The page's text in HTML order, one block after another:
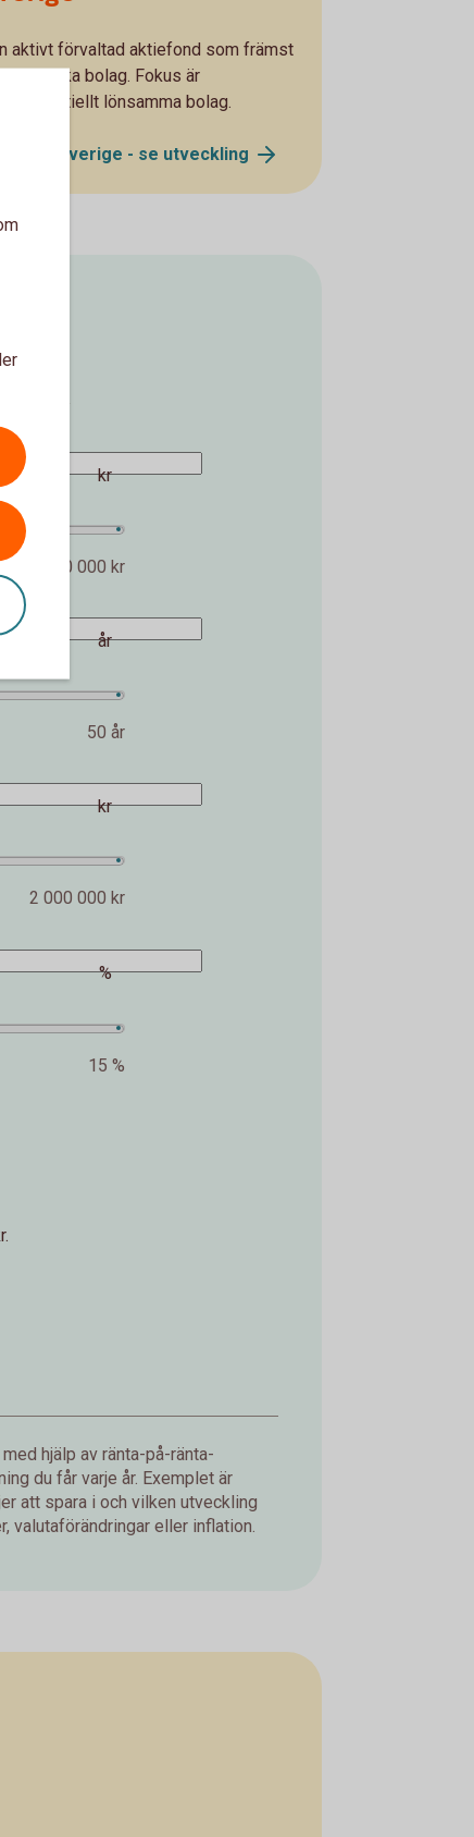
aktivt förvaltad aktiefond som främst
svenska bolag. Fokus är
potentiellt lönsamma bolag.
Sverige - se utveckling
tid.
30 000 kr
kr
50 år
år
2 000 000 kr
kr
15 %
%
hjälp av ränta-på-ränta-
du får varje år. Exemplet är
att spara i och vilken utveckling
valutaförändringar eller inflation.